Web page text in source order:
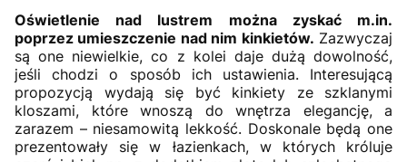
Oświetlenie nad lustrem można zyskać m.in.
poprzez umieszczenie nad nim kinkietów. Zazwyczaj
są one niewielkie, co z kolei daje dużą dowolność,
jeśli chodzi o sposób ich ustawienia. Interesującą
propozycją wydają się być kinkiety ze szklanymi
kloszami, które wnoszą do wnętrza elegancję, a
zarazem – niesamowitą lekkość. Doskonale będą one
prezentowały się w łazienkach, w których króluje